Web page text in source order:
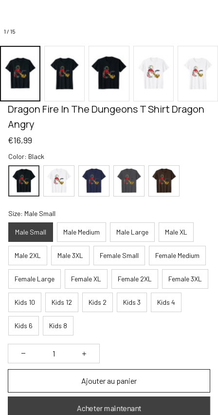
1 / 15
Dragon Fire In The Dungeons T Shirt Dragon
Angry
€16,99
Color: Black
Size: Male Small
Male Small Male Medium Male Large Male XL
Male 2XL Male 3XL Female Small Female Medium
Female Large Female XL Female 2XL Female 3XL
Kids 10 Kids 12 Kids 2 Kids 3 Kids 4
Kids 6 Kids 8
Ajouter au panier
Acheter maintenant